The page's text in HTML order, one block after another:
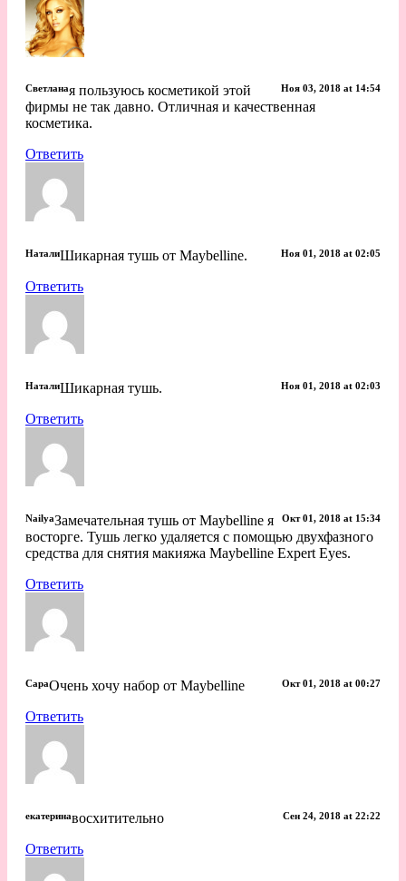
Светлана Ноя 03, 2018 at 14:54
я пользуюсь косметикой этой
фирмы не так давно. Отличная и качественная
косметика.
Ответить
Натали Ноя 01, 2018 at 02:05
Шикарная тушь от Maybelline.
Ответить
Натали Ноя 01, 2018 at 02:03
Шикарная тушь.
Ответить
Nailya Окт 01, 2018 at 15:34
Замечательная тушь от Maybelline я
восторге. Тушь легко удаляется с помощью двухфазного
средства для снятия макияжа Maybelline Expert Eyes. ​
Ответить
Cара Окт 01, 2018 at 00:27
Очень хочу набор от Maybelline
Ответить
екатерина Сен 24, 2018 at 22:22
восхитительно
Ответить